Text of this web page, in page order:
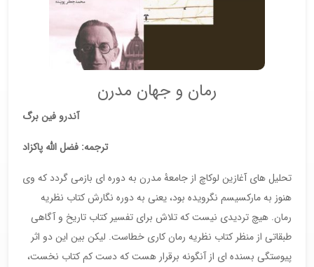
رمان و جهان مدرن
آندرو فین برگ
ترجمه: فضل الله پاکزاد
تحلیل های آغازین لوکاچ از جامعۀ مدرن به دوره ای بازمی گردد که وی
هنوز به مارکسیسم نگرویده بود، یعنی به دوره نگارش کتاب نظریه
رمان. هیچ تردیدی نیست که تلاش برای تفسیر کتاب تاریخ و آگاهی
طبقاتی از منظر کتاب نظریه رمان کاری خطاست. لیکن بین این دو اثر
پیوستگی بسنده ای از آنگونه برقرار هست که دست کم کتاب نخست،